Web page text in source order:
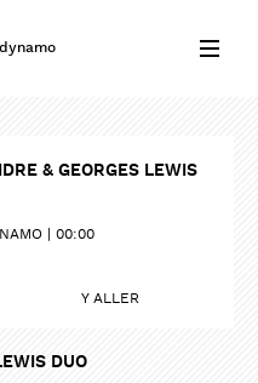
& GEORGES LEWIS
00:00
Y ALLER
DUO